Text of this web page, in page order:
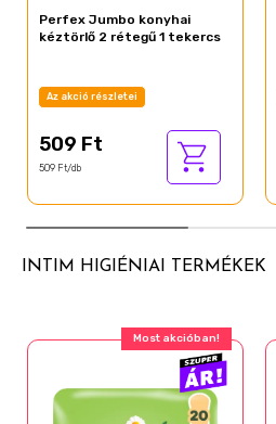
Perfex Jumbo konyhai
kéztörlő 2 rétegű 1 tekercs
Az akció részletei
509 Ft
509 Ft/db
INTIM HIGIÉNIAI TERMÉKEK
Most akcióban!